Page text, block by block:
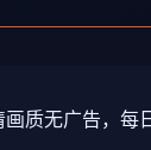
质无广告，